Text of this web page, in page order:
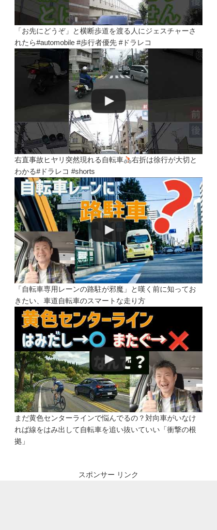
「お先にどうぞ」と横断歩道を渡る人にジェスチャーさ
れたら#automobile #歩行者優先 #ドラレコ
右直事故ヒヤリ突然現れる自転車
右折は徐行が大切と
わかる#ドラレコ #shorts
「自転車専用レーンの路駐が邪魔」と嘆く前に知ってお
きたい、車道自転車のスマートな走り方
まだ黄色センターラインで悩んでるの？対向車がいなけ
れば線をはみ出して自転車を追い抜いていい「衝撃の根
拠」
スポンサー リンク